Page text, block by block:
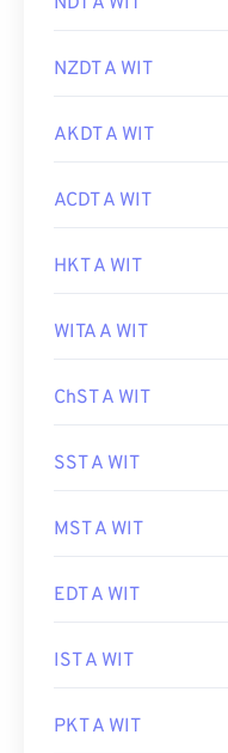
NZDT A WIT
AKDT A WIT
ACDT A WIT
HKT A WIT
WITA A WIT
ChST A WIT
SST A WIT
MST A WIT
EDT A WIT
IST A WIT
PKT A WIT